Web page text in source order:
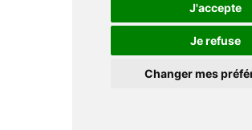
J'accepte
Je refuse
Changer mes